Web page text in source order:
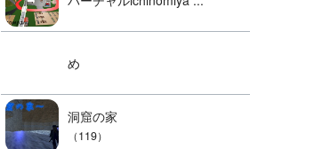
め
洞窟の家
（119）